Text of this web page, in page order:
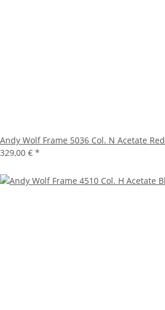
Andy Wolf Frame 5036 Col. N Acetate Red
329,00 € *